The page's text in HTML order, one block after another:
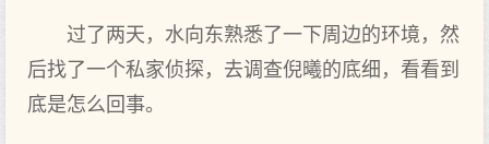
过了两天，水向东熟悉了一下周边的环境，然
后找了一个私家侦探，去调查倪曦的底细，看看到
底是怎么回事。